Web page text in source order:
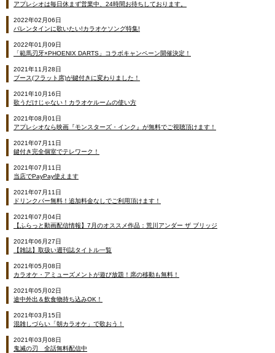
アプレシオは毎日休まず営業中、24時間お待ちしております。
2022年02月06日
バレンタインに歌いたい!カラオケソング特集!
2022年01月09日
「範馬刃牙×PHOENIX DARTS」コラボキャンペーン開催決定！
2021年11月28日
ブース(フラット席)が鍵付きに変わりました！
2021年10月16日
歌うだけじゃない！カラオケルームの使い方
2021年08月01日
アプレシオなら映画『モンスターズ・インク』が無料でご視聴頂けます！
2021年07月11日
鍵付き完全個室でテレワーク！
2021年07月11日
当店でPayPay使えます
2021年07月11日
ドリンクバー無料！追加料金なしでご利用頂けます！
2021年07月04日
【ふらっと動画配信情報】7月のオススメ作品：荒川アンダー ザ ブリッジ
2021年06月27日
【雑誌】取扱い週刊誌タイトル一覧
2021年05月08日
カラオケ・アミューズメントが遊び放題！席の移動も無料！
2021年05月02日
途中外出＆飲食物持ち込みOK！
2021年03月15日
混雑しづらい「朝カラオケ」で歌おう！
2021年03月08日
鬼滅の刃 全話無料配信中